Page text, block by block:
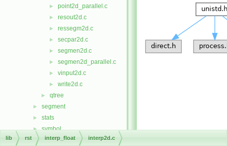
► point2d_parallel.c
► resout2d.c
► ressegm2d.c
► secpar2d.c
► segmen2d.c
► segmen2d_parallel.c
► vinput2d.c
► write2d.c
► qtree
► segment
► stats
► symbol
► temporal
lib rst interp_float interp2d.c